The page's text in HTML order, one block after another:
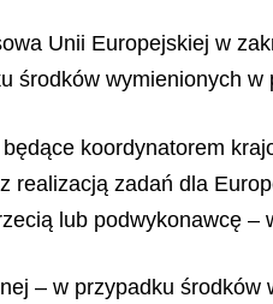
Unii Europejskiej w
środków wymienionych w
koordynatorem
realizacją zadań dla
lub podwykonawcę
– w przypadku środków